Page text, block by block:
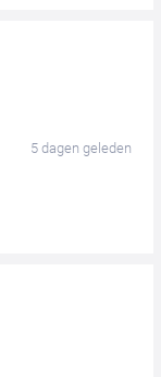
5 dagen geleden